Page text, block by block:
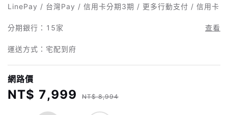
LinePay / 台灣Pay / 信用卡分期3期 / 更多行動支付 / 信用卡
分期銀行： 15家 查看
運送方式：宅配到府
網路價
NT$ 7,999 NT$ 8,994